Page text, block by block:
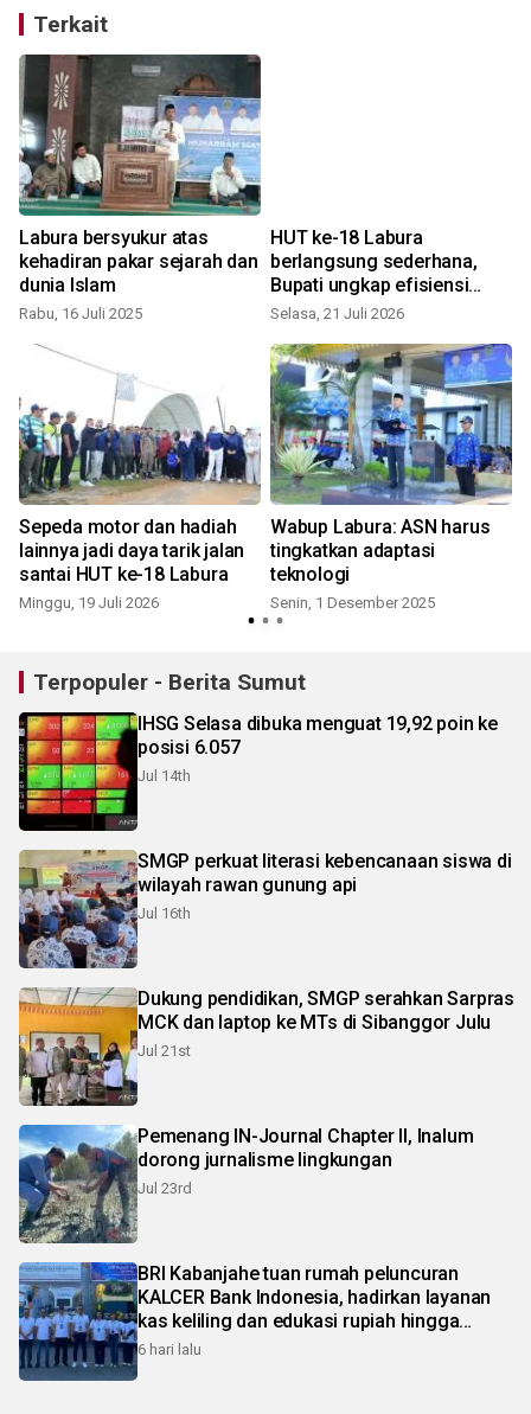
Terkait
Labura bersyukur atas
kehadiran pakar sejarah dan
dunia Islam
Rabu, 16 Juli 2025
HUT ke-18 Labura
berlangsung sederhana,
Bupati ungkap efisiensi
anggaran paksa jentikan
Selasa, 21 Juli 2026
Sepeda motor dan hadiah
lainnya jadi daya tarik jalan
santai HUT ke-18 Labura
Minggu, 19 Juli 2026
Wabup Labura: ASN harus
tingkatkan adaptasi
teknologi
Senin, 1 Desember 2025
Terpopuler - Berita Sumut
IHSG Selasa dibuka menguat 19,92 poin ke
posisi 6.057
Jul 14th
SMGP perkuat literasi kebencanaan siswa di
wilayah rawan gunung api
Jul 16th
Dukung pendidikan, SMGP serahkan Sarpras
MCK dan laptop ke MTs di Sibanggor Julu
Jul 21st
Pemenang IN-Journal Chapter II, Inalum
dorong jurnalisme lingkungan
Jul 23rd
BRI Kabanjahe tuan rumah peluncuran
KALCER Bank Indonesia, hadirkan layanan
kas keliling dan edukasi rupiah hingga
pelosok Karo
6 hari lalu